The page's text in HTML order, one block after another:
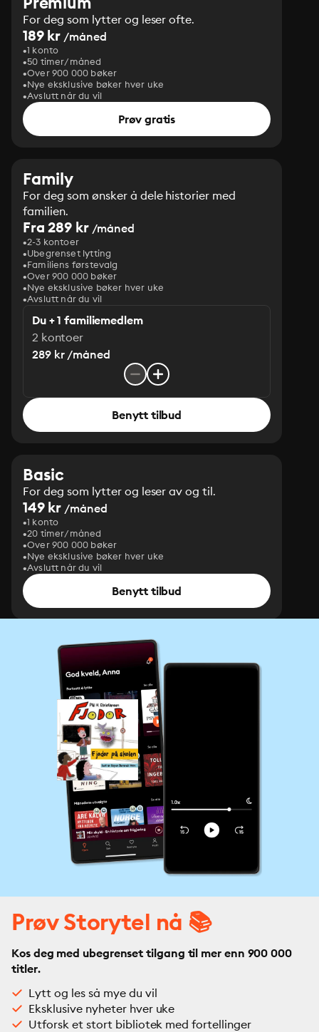
For deg som lytter og leser ofte.
189 kr /måned
1 konto
50 timer/måned
Over 900 000 bøker
Nye eksklusive bøker hver uke
Avslutt når du vil
Prøv gratis
Family
For deg som ønsker å dele historier med
familien.
Fra 289 kr/måned
2-3 kontoer
Ubegrenset lytting
Familiens førstevalg
Over 900 000 bøker
Nye eksklusive bøker hver uke
Avslutt når du vil
Du + 1 familiemedlem
2 kontoer
289 kr /måned
Benytt tilbud
Basic
For deg som lytter og leser av og til.
149 kr /måned
1 konto
20 timer/måned
Over 900 000 bøker
Nye eksklusive bøker hver uke
Avslutt når du vil
Benytt tilbud
Prøv Storytel nå 📚
Kos deg med ubegrenset tilgang til mer enn 900 000
titler.
Lytt og les så mye du vil
Eksklusive nyheter hver uke
Utforsk et stort bibliotek med fortellinger